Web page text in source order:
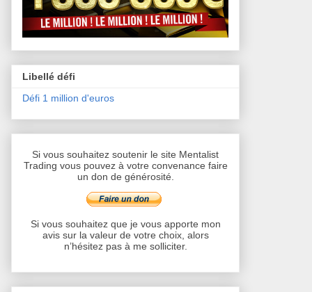
Libellé défi
Défi 1 million d'euros
Si vous souhaitez soutenir le site Mentalist
Trading vous pouvez à votre convenance faire
un don de générosité.
Si vous souhaitez que je vous apporte mon
avis sur la valeur de votre choix, alors
n’hésitez pas à me solliciter.